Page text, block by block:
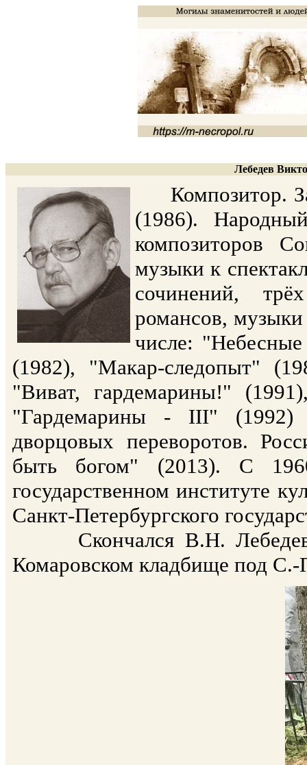
Лебедев
Композитор.
(1986).
композиторов
музыки к
сочинений,
романсов,
числе:
(1982), "Макар-следопыт"
"Виват, гардемарины!"
"Гардемарины - III"
дворцовых переворотов.
быть богом" (2013). С
государственном институте
Санкт-Петербургского
Скончался В.Н. Лебедев
Комаровском кладбище под С.-